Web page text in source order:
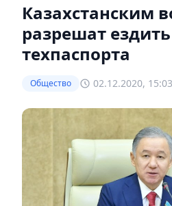
Казахстанским
разрешат
техпаспорта
Общество 02.12.2020, 15:03